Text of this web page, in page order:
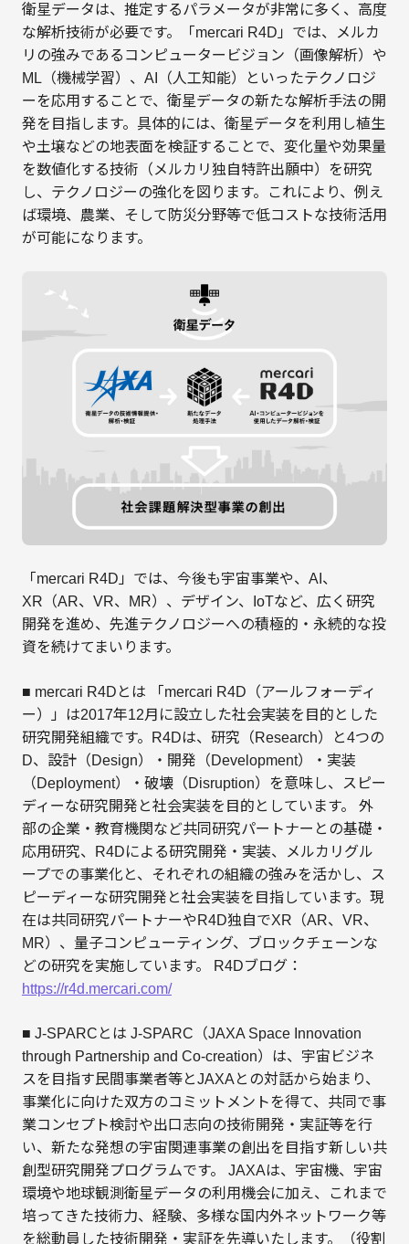
衛星データは、推定するパラメータが非常に多く、高度
な解析技術が必要です。「mercari R4D」では、メルカ
リの強みであるコンピュータービジョン（画像解析）や
ML（機械学習）、AI（人工知能）といったテクノロジ
ーを応用することで、衛星データの新たな解析手法の開
発を目指します。具体的には、衛星データを利用し植生
や土壌などの地表面を検証することで、変化量や効果量
を数値化する技術（メルカリ独自特許出願中）を研究
し、テクノロジーの強化を図ります。これにより、例え
ば環境、農業、そして防災分野等で低コストな技術活用
が可能になります。
「mercari R4D」では、今後も宇宙事業や、AI、
XR（AR、VR、MR）、デザイン、IoTなど、広く研究
開発を進め、先進テクノロジーへの積極的・永続的な投
資を続けてまいります。
■ mercari R4Dとは 「mercari R4D（アールフォーディ
ー）」は2017年12月に設立した社会実装を目的とした
研究開発組織です。R4Dは、研究（Research）と4つの
D、設計（Design）・開発（Development）・実装
（Deployment）・破壊（Disruption）を意味し、スピー
ディーな研究開発と社会実装を目的としています。 外
部の企業・教育機関など共同研究パートナーとの基礎・
応用研究、R4Dによる研究開発・実装、メルカリグル
ープでの事業化と、それぞれの組織の強みを活かし、ス
ピーディーな研究開発と社会実装を目指しています。現
在は共同研究パートナーやR4D独自でXR（AR、VR、
MR）、量子コンピューティング、ブロックチェーンな
どの研究を実施しています。 R4Dブログ：
https://r4d.mercari.com/
■ J-SPARCとは J-SPARC（JAXA Space Innovation
through Partnership and Co-creation）は、宇宙ビジネ
スを目指す民間事業者等とJAXAとの対話から始まり、
事業化に向けた双方のコミットメントを得て、共同で事
業コンセプト検討や出口志向の技術開発・実証等を行
い、新たな発想の宇宙関連事業の創出を目指す新しい共
創型研究開発プログラムです。 JAXAは、宇宙機、宇宙
環境や地球観測衛星データの利用機会に加え、これまで
培ってきた技術力、経験、多様な国内外ネットワーク等
を総動員した技術開発・実証を先導いたします。（役割